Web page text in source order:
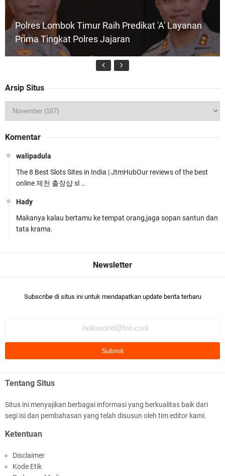
Polres Lombok Timur Raih Predikat 'A' Layanan
Prima Tingkat Polres Jajaran
Wilayah Lombok Tengah
Kapolsek Gunungsari Resmi Diganti ,AKP Imran
Ditlantas Polda NTB Edukasi Tertib Berlalu di
Pelajar SMPN 1 Gerung
Arsip Situs
Komentar
walipadula
The 8 Best Slots Sites in India | JtmHubOur reviews of the best
online 제천 출장샵 sl …
Hady
Makanya kalau bertamu ke tempat orang,jaga sopan santun dan
tata krama.
Subscribe di situs ini untuk mendapatkan update berita terbaru
Tentang Situs
Situs ini menyajikan berbagai informasi yang berkualitas baik dari
segi isi dan pembahasan yang telah disusun oleh tim editor kami.
Ketentuan
Disclaimer
Kode Etik